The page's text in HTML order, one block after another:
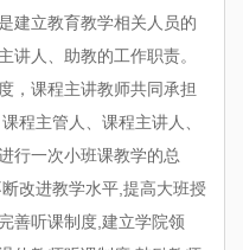
建立教育教学相关人员的
讲人、助教的工作职责。
，课程主讲教师共同承担
程主管人、课程主讲人、
行一次小班课教学的总
改进教学水平,提高大班授
善听课制度,建立学院领